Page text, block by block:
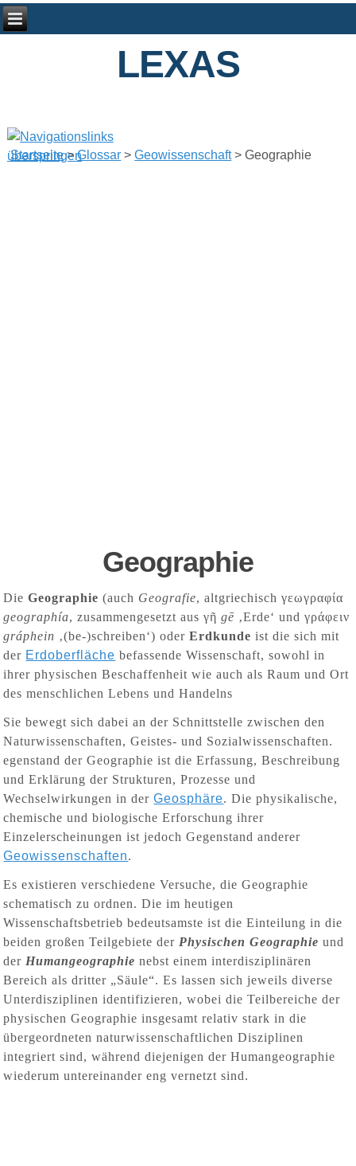
LEXAS
Startseite>Glossar >Geowissenschaft> Geographie
Geographie
DieGeographie (auch Geografie,altgriechisch γεωγραφία
geographía, zusammengesetzt aus γῆgē ‚Erde‘ und γράφειν
gráphein ‚(be-)schreiben‘) oderErdkunde ist die sich mit
der Erdoberfläche befassende Wissenschaft, sowohl in
ihrer physischen Beschaffenheit wie auch als Raum und Ort
des menschlichen Lebens und Handelns
Sie bewegt sich dabei an der Schnittstelle zwischen den
Naturwissenschaften, Geistes- und Sozialwissenschaften.
egenstand der Geographie ist die Erfassung, Beschreibung
und Erklärung der Strukturen, Prozesse und
Wechselwirkungen in derGeosphäre. Die physikalische,
chemische und biologische Erforschung ihrer
Einzelerscheinungen ist jedoch Gegenstand anderer
Geowissenschaften.
Es existieren verschiedene Versuche, die Geographie
schematisch zu ordnen. Die im heutigen
Wissenschaftsbetrieb bedeutsamste ist die Einteilung in die
beiden großen Teilgebiete der Physischen Geographie und
der Humangeographie nebst einem interdisziplinären
Bereich als dritter „Säule“. Es lassen sich jeweils diverse
Unterdisziplinen identifizieren, wobei die Teilbereiche der
physischen Geographie insgesamt relativ stark in die
übergeordneten naturwissenschaftlichen Disziplinen
integriert sind, während diejenigen der Humangeographie
wiederum untereinander eng vernetzt sind.